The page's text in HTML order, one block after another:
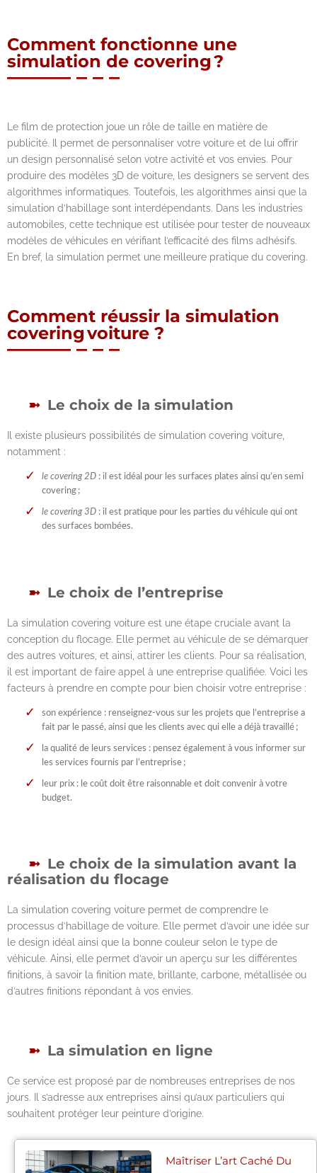
Comment fonctionne une
simulation de covering ?
Le film de protection joue un rôle de taille en matière de
publicité. Il permet de personnaliser votre voiture et de lui offrir
un design personnalisé selon votre activité et vos envies. Pour
produire des modèles 3D de voiture, les designers se servent des
algorithmes informatiques. Toutefois, les algorithmes ainsi que la
simulation d’habillage sont interdépendants. Dans les industries
automobiles, cette technique est utilisée pour tester de nouveaux
modèles de véhicules en vérifiant l’efficacité des films adhésifs.
En bref, la simulation permet une meilleure pratique du covering.
Comment réussir la simulation
covering voiture ?
Le choix de la simulation
Il existe plusieurs possibilités de simulation covering voiture,
notamment :
le covering 2D : il est idéal pour les surfaces plates ainsi qu’en semi
covering ;
le covering 3D : il est pratique pour les parties du véhicule qui ont
des surfaces bombées.
Le choix de l’entreprise
La simulation covering voiture est une étape cruciale avant la
conception du flocage. Elle permet au véhicule de se démarquer
des autres voitures, et ainsi, attirer les clients. Pour sa réalisation,
il est important de faire appel à une entreprise qualifiée. Voici les
facteurs à prendre en compte pour bien choisir votre entreprise :
son expérience : renseignez-vous sur les projets que l’entreprise a
fait par le passé, ainsi que les clients avec qui elle a déjà travaillé ;
la qualité de leurs services : pensez également à vous informer sur
les services fournis par l’entreprise ;
leur prix : le coût doit être raisonnable et doit convenir à votre
budget.
Le choix de la simulation avant la
réalisation du flocage
La simulation covering voiture permet de comprendre le
processus d’habillage de voiture. Elle permet d’avoir une idée sur
le design idéal ainsi que la bonne couleur selon le type de
véhicule. Ainsi, elle permet d’avoir un aperçu sur les différentes
finitions, à savoir la finition mate, brillante, carbone, métallisée ou
d’autres finitions répondant à vos envies.
La simulation en ligne
Ce service est proposé par de nombreuses entreprises de nos
jours. Il s’adresse aux entreprises ainsi qu’aux particuliers qui
souhaitent protéger leur peinture d’origine.
Maîtriser L’art Caché Du